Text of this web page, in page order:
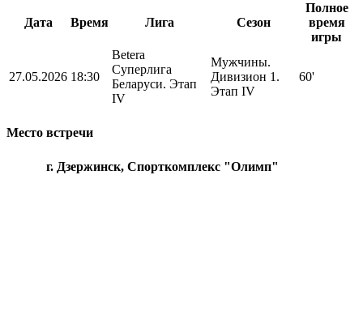
Дата Время Лига Сезон
Полное
время
игры
27.05.2026 18:30
Betera
Суперлига
Беларуси. Этап
IV
Мужчины.
Дивизион 1.
Этап IV
60'
Место встречи
г. Дзержинск, Спорткомплекс "Олимп"